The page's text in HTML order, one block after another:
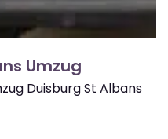
Umzug
Duisburg St Albans